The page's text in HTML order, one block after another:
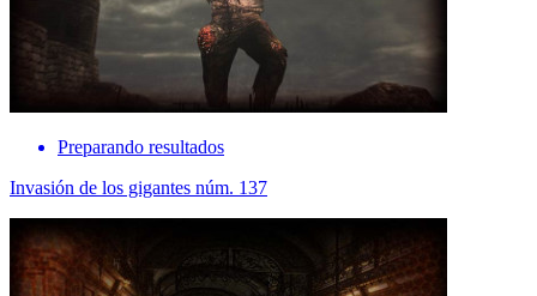
Preparando resultados
Invasión de los gigantes núm. 137